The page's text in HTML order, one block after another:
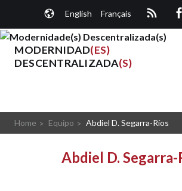
contenido.
English Français
MODERNIDAD(ES)
DESCENTRALIZADA(S)
Home Equipo Abdiel D. Segarra-Ríos
Abdiel D. Segarra-